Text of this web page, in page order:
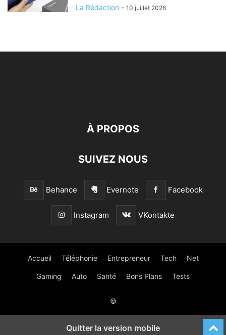
La Rédaction - 10 juillet 2026
À PROPOS
SUIVEZ NOUS
Behance Evernote Facebook
Instagram VKontakte
Accueil Téléphonie Entrepreneur Tech Net
Gaming Auto Santé Bons Plans Tests
©
Quitter la version mobile